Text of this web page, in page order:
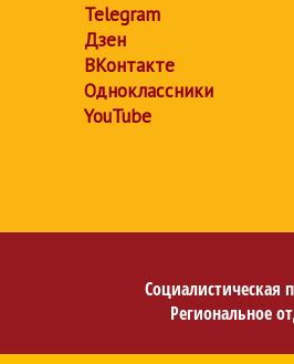
Telegram
Дзен
ВКонтакте
Одноклассники
YouTube
Социалистическая
Региональное